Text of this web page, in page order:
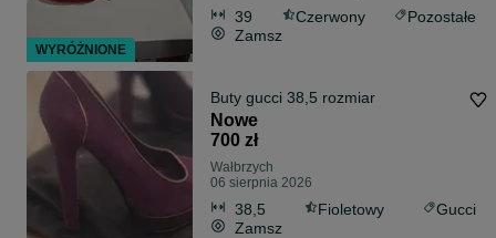
39 Czerwony
Pozostałe
Zamsz
Buty gucci 38,5 rozmiar
Nowe
700 zł
Wałbrzych
06 sierpnia 2026
38,5 Fioletowy
Gucci
Zamsz
WYRÓŻNIONE